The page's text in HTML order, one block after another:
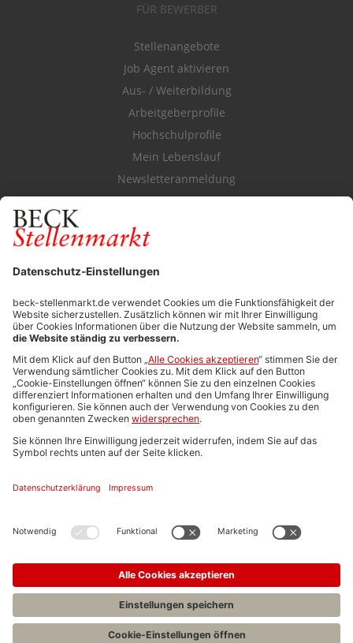
FÜR BEWERBER
Stellenangebote
Job Agent aktivieren
Aus- / Weiterbildung
Arbeitgeberprofile
Hochschulprofile
Mein Lebenslauf
Newsletteranmeldung
Durchsuchen Sie den Stellenkatalog
FÜR ARBEITGEBER
Stellenmarktpreise
Anzeigen-AGB
Media-Daten
Newsletteranmeldung
Produktübersicht
ALLGEMEIN
FAQs
Impressum
Stellenangebote C.H.BECK